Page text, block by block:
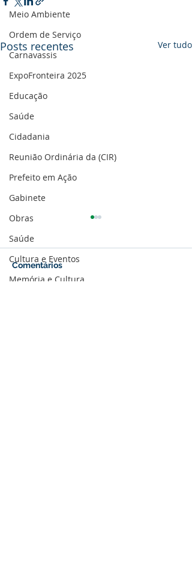
Meio Ambiente
Ordem de Serviço
Carnavassis
ExpoFronteira 2025
Educação
Saúde
Cidadania
Reunião Ordinária da (CIR)
Prefeito em Ação
Gabinete
Obras
Saúde
Cultura e Eventos
Memória e Cultura
Posts recentes Ver tudo
Comentários